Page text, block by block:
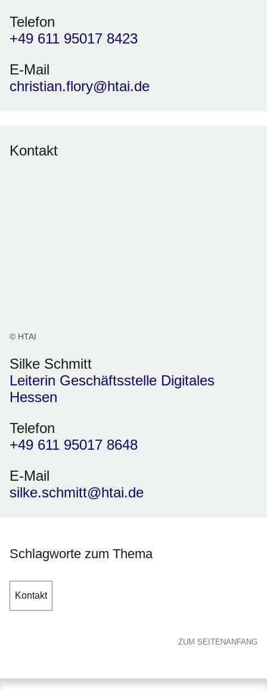
Telefon
+49 611 95017 8423
E-Mail
christian.flory@htai.de
Kontakt
© HTAI
Silke Schmitt
Leiterin Geschäftsstelle Digitales
Hessen
Telefon
+49 611 95017 8648
E-Mail
silke.schmitt@htai.de
Schlagworte zum Thema
Kontakt
ZUM SEITENANFANG